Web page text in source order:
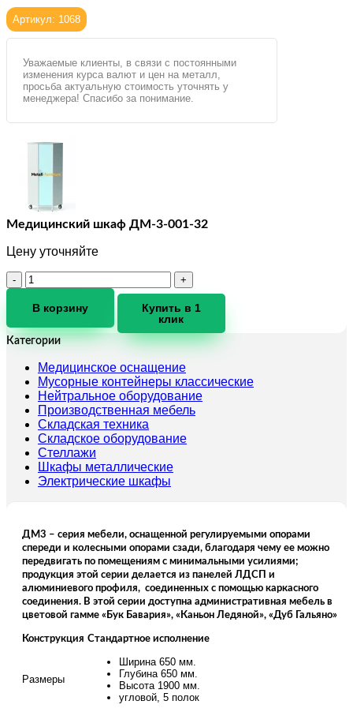
Артикул: 1068
Уважаемые клиенты, в связи с постоянными
изменения курса валют и цен на металл,
просьба актуальную стоимость уточнять у
менеджера! Спасибо за понимание.
Медицинский шкаф ДМ-3-001-32
Цену уточняйте
Количество
товара
Медицинский
ДМ-3-
001-
В корзину
Купить в 1
клик
Категории
Медицинское оснащение
Мусорные контейнеры классические
Нейтральное оборудование
Производственная мебель
Складская техника
Складское оборудование
Стеллажи
Шкафы металлические
Электрические шкафы
ДМ3 – серия мебели, оснащенной регулируемыми опорами
спереди и колесными опорами сзади, благодаря чему ее можно
передвигать по помещениям с минимальными усилиями;
продукция этой серии делается из панелей ЛДСП и
алюминиевого профиля, соединенных с помощью каркасного
соединения. В этой серии доступна административная мебель в
цветовой гамме «Бук Бавария», «Каньон Ледяной», «Дуб Гальяно»
Конструкция Стандартное исполнение
Размеры
Ширина 650 мм.
Глубина 650 мм.
Высота 1900 мм.
угловой, 5 полок